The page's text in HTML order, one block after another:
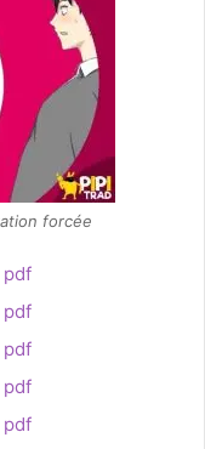
forcée
pdf
pdf
pdf
pdf
pdf